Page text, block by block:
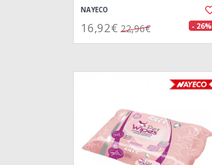
NAYECO
16,92€ 22,96€ - 26%